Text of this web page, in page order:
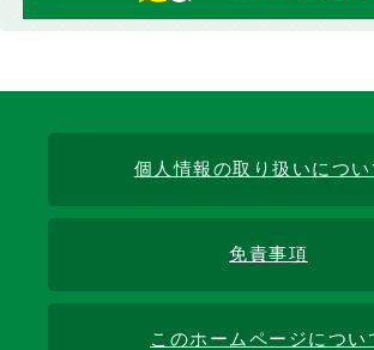
個人情報の取り扱いについ
免責事項
このホームページについ